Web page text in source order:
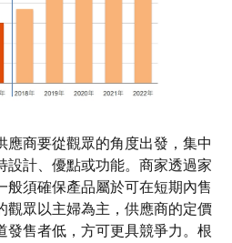
應商要從觀眾的角度出發，集中
設計、優點或功能。商家透過家
般須確保產品屬於可在短期內售
觀眾以主婦為主，供應商的定價
發售者低，方可更具競爭力。根